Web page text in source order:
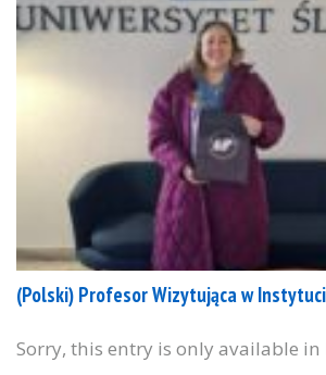
(Polski) Profesor Wizytująca w
Sorry, this entry is only available in